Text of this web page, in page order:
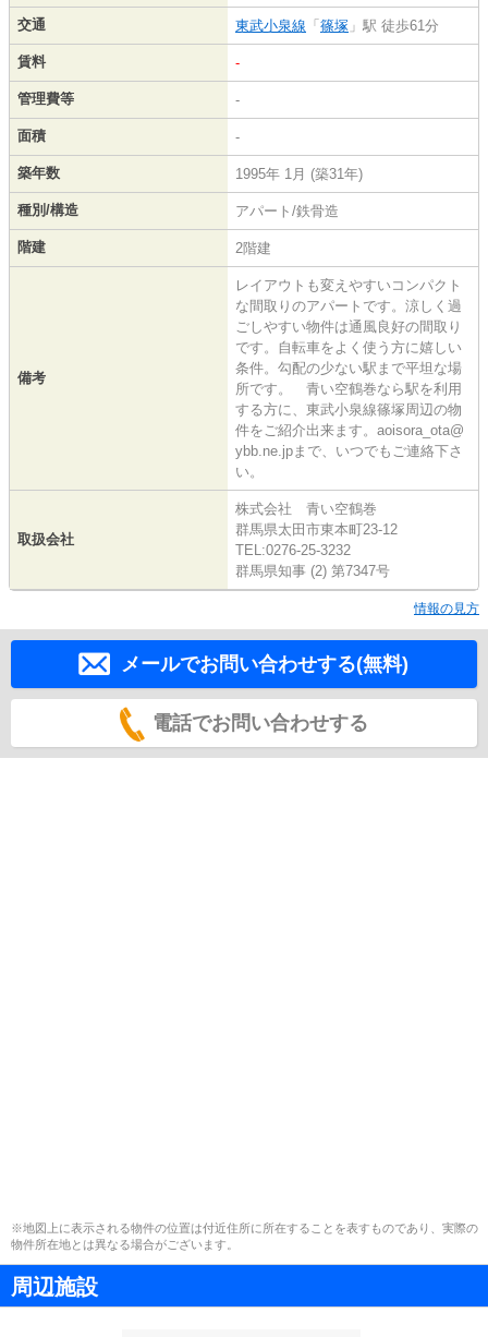
交通 東武小泉線 「 篠塚 」駅 徒歩61分
賃料 -
管理費等 -
面積 -
築年数 1995年 1月 (築31年)
種別/構造 アパート/鉄骨造
階建 2階建
備考
レイアウトも変えやすいコンパクト
な間取りのアパートです。涼しく過
ごしやすい物件は通風良好の間取り
です。自転車をよく使う方に嬉しい
条件。勾配の少ない駅まで平坦な場
所です。 青い空鶴巻なら駅を利用
する方に、東武小泉線篠塚周辺の物
件をご紹介出来ます。aoisora_ota@
ybb.ne.jpまで、いつでもご連絡下さ
い。
取扱会社
株式会社 青い空鶴巻
群馬県太田市東本町23-12
TEL:0276-25-3232
群馬県知事 (2) 第7347号
情報の見方
メールでお問い合わせする(無料)
電話でお問い合わせする
※地図上に表示される物件の位置は付近住所に所在することを表すものであり、実際の
物件所在地とは異なる場合がございます。
周辺施設